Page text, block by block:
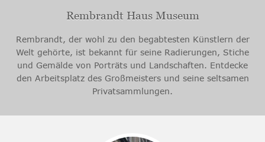
Rembrandt Haus Museum
Rembrandt, der wohl zu den begabtesten Künstlern der
Welt gehörte, ist bekannt für seine Radierungen, Stiche
und Gemälde von Porträts und Landschaften. Entdecke
den Arbeitsplatz des Großmeisters und seine seltsamen
Privatsammlungen.